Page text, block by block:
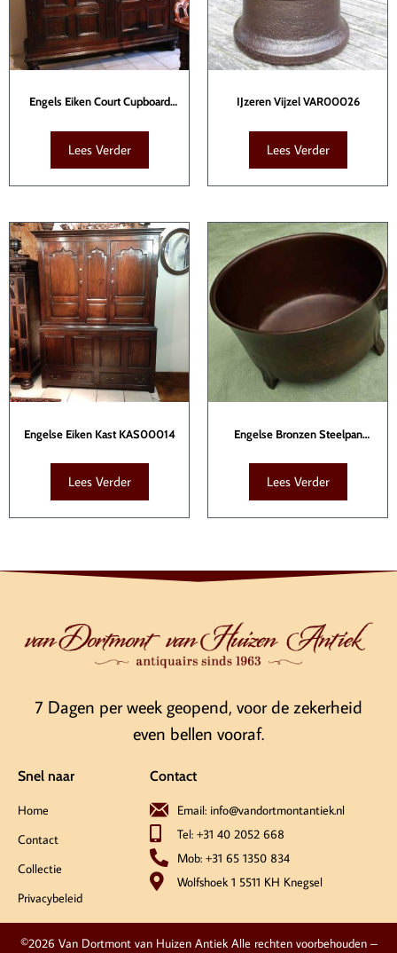
Engels Eiken Court Cupboard
KAS00013
Lees Verder
IJzeren Vijzel VAR00026
Lees Verder
Engelse Eiken Kast KAS00014
Lees Verder
Engelse Bronzen Steelpan
KTB00098
Lees Verder
7 Dagen per week geopend, voor de zekerheid
even bellen vooraf.
Snel naar
Home
Contact
Collectie
Privacybeleid
Contact
Email: info@vandortmontantiek.nl
Tel: +31 40 2052 668
Mob: +31 65 1350 834
Wolfshoek 1 5511 KH Knegsel
©2026 Van Dortmont van Huizen Antiek Alle rechten voorbehouden –